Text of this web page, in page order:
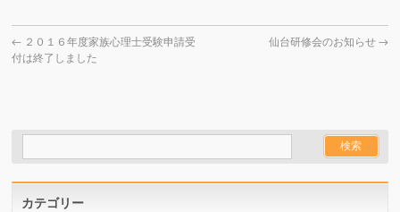
← ２０１６年度家族心理士受験申請受
付は終了しました
仙台研修会のお知らせ →
カテゴリー